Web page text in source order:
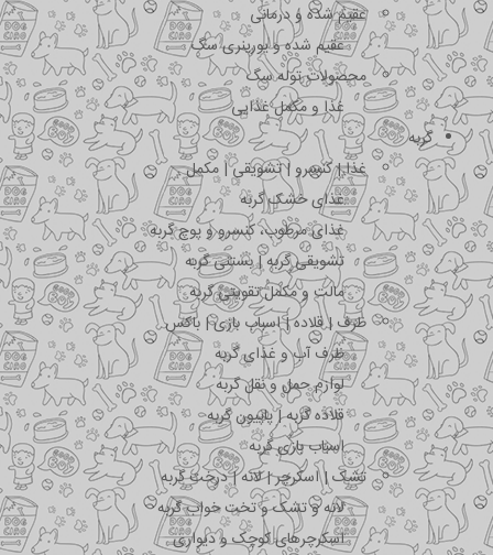
عقیم شده و درمانی
عقیم شده و یورینری سگ
محصولات توله سگ
غذا و مکمل غذایی
گربه
غذا | کنسرو | تشویقی | مکمل
غذای خشک گربه
غذای مرطوب، کنسرو و پوچ گربه
تشویقی گربه | بستنی گربه
مالت و مکمل تقویتی گربه
ظرف | قلاده | اسباب بازی | باکس
ظرف آب و غذای گربه
لوازم حمل و نقل گربه
قلاده گربه | پاپیون گربه
اسباب بازی گربه
تشک | اسکرچر | لانه | درخت گربه
لانه و تشک و تخت خواب گربه
اسکرچرهای کوچک و دیواری